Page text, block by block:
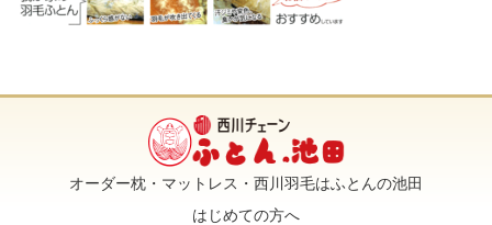
オーダー枕・マットレス・西川羽毛はふとんの池田
はじめての方へ